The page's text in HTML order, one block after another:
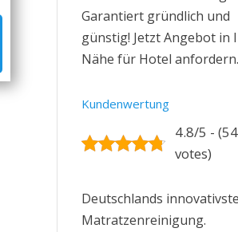
Garantiert gründlich und
günstig! Jetzt Angebot in
Nähe für Hotel anfordern.
Kundenwertung
4.8/5 -
votes)
Deutschlands innovativste
Matratzenreinigung.